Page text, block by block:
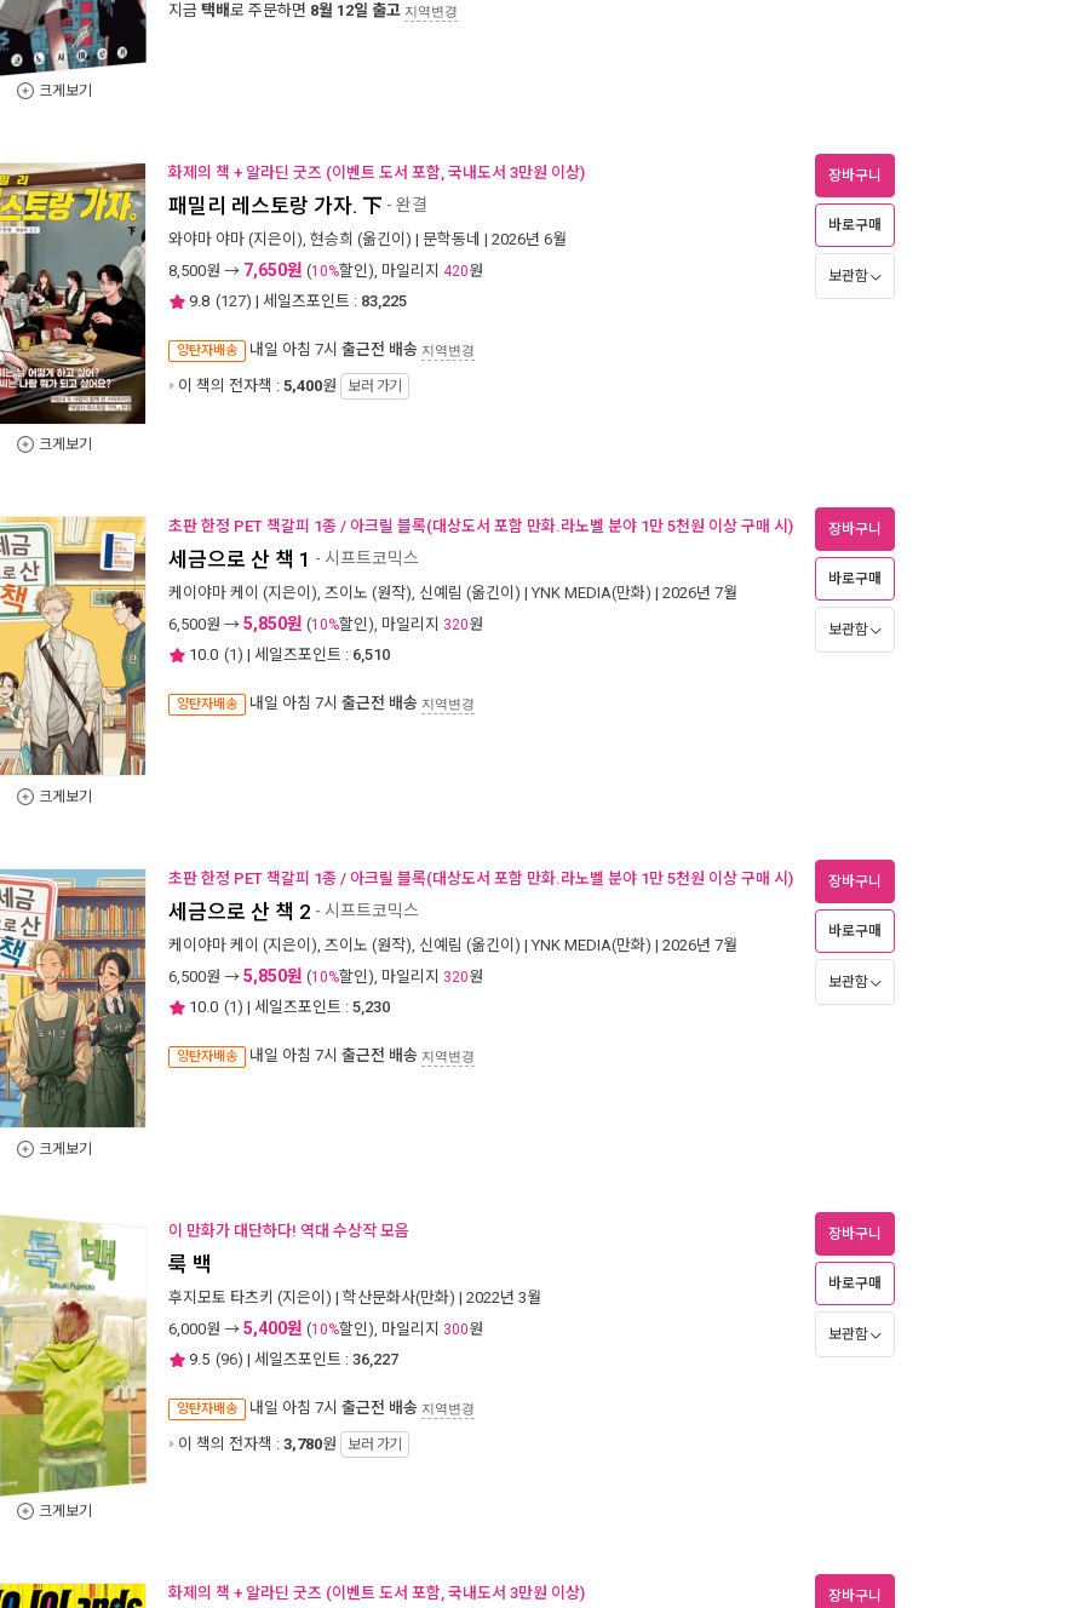
크게보기
지금 택배로 주문하면 8월 12일 출고 지역변경
크게보기
화제의 책 + 알라딘 굿즈 (이벤트 도서 포함, 국내도서 3만원 이상)
패밀리 레스토랑 가자. 下 - 완결
와야마 야마 (지은이), 현승희 (옮긴이) | 문학동네 | 2026년 6월
8,500원 → 7,650원 (10%할인), 마일리지 420원
9.8 (127) | 세일즈포인트 : 83,225
양탄자배송 내일 아침 7시 출근전 배송 지역변경
이 책의 전자책 : 5,400원 보러 가기
장바구니
바로구매
보관함
크게보기
초판 한정 PET 책갈피 1종 / 아크릴 블록(대상도서 포함 만화.라노벨 분야 1만 5천원 이상 구매 시)
세금으로 산 책 1 - 시프트코믹스
케이야마 케이 (지은이), 즈이노 (원작), 신예림 (옮긴이) | YNK MEDIA(만화) | 2026년 7월
6,500원 → 5,850원 (10%할인), 마일리지 320원
10.0 (1) | 세일즈포인트 : 6,510
양탄자배송 내일 아침 7시 출근전 배송 지역변경
장바구니
바로구매
보관함
크게보기
초판 한정 PET 책갈피 1종 / 아크릴 블록(대상도서 포함 만화.라노벨 분야 1만 5천원 이상 구매 시)
세금으로 산 책 2 - 시프트코믹스
케이야마 케이 (지은이), 즈이노 (원작), 신예림 (옮긴이) | YNK MEDIA(만화) | 2026년 7월
6,500원 → 5,850원 (10%할인), 마일리지 320원
10.0 (1) | 세일즈포인트 : 5,230
양탄자배송 내일 아침 7시 출근전 배송 지역변경
장바구니
바로구매
보관함
크게보기
이 만화가 대단하다! 역대 수상작 모음
룩 백
후지모토 타츠키 (지은이) | 학산문화사(만화) | 2022년 3월
6,000원 → 5,400원 (10%할인), 마일리지 300원
9.5 (96) | 세일즈포인트 : 36,227
양탄자배송 내일 아침 7시 출근전 배송 지역변경
이 책의 전자책 : 3,780원 보러 가기
장바구니
바로구매
보관함
화제의 책 + 알라딘 굿즈 (이벤트 도서 포함, 국내도서 3만원 이상) 장바구니